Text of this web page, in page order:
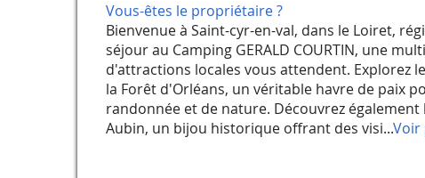
Vous-êtes le propriétaire ?
Bienvenue à Saint-cyr-en-val, dans le Loiret,
séjour au Camping GERALD COURTIN, une
d'attractions locales vous attendent. Explorez
la Forêt d'Orléans, un véritable havre de paix
randonnée et de nature. Découvrez également
Aubin, un bijou historique offrant des visi...Voir